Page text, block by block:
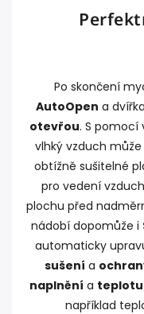
Po skončení
AutoOpen a
otevřou. S pomocí
vlhký vzduch
obtížně sušitelné
pro vedení
plochu před
nádobí dopomůže i
automaticky
sušení a
naplnění a teplotu
například